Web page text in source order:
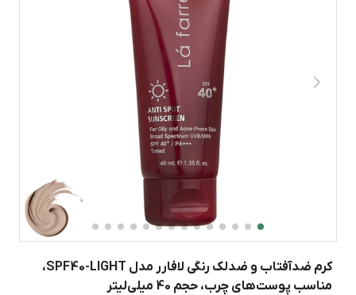
کرم ضدآفتاب و ضدلک رنگی لافارر مدل SPF40-LIGHT،
مناسب پوست‌های چرب، حجم 40 میلی‌لیتر